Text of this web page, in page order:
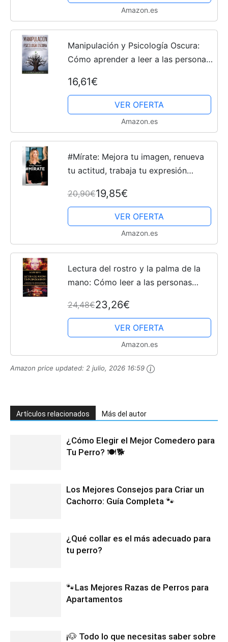
Amazon.es
Manipulación y Psicología Oscura:
Cómo aprender a leer a las personas,
encubierta, detectar el engaño y
defenderse del...
16,61€
VER OFERTA
Amazon.es
#Mírate: Mejora tu imagen, renueva
tu actitud, trabaja tu expresión
20,90€19,85€
VER OFERTA
Amazon.es
Lectura del rostro y la palma de la
mano: Cómo leer a las personas
quiromancia chinas
24,48€23,26€
VER OFERTA
Amazon.es
Amazon price updated: 2 julio, 2026 16:59
Artículos relacionados Más del autor
¿Cómo Elegir el Mejor Comedero para
Tu Perro? 🍽️🐕
Los Mejores Consejos para Criar un
Cachorro: Guía Completa 🐾
¿Qué collar es el más adecuado para
tu perro?
🐾Las Mejores Razas de Perros para
Apartamentos
¡🐶 Todo lo que necesitas saber sobre